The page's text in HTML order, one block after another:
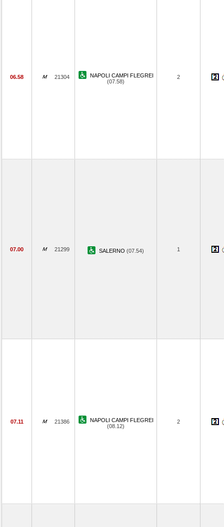
06.58 21304
NAPOLI CAMPI FLEGREI
(07.58)
2
07.00 21299 SALERNO (07.54) 1
07.11 21386
NAPOLI CAMPI FLEGREI
(08.12)
2